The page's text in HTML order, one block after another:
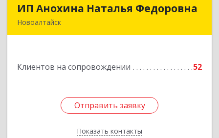
ИП Анохина Наталья Федоровна
Новоалтайск
Клиентов на сопровождении 52
Отправить заявку
Показать контакты
ИП Анохина Наталья Федоровна
Подробнее
Отправить заявку
Назад